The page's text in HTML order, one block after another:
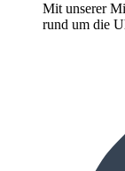
Mit unserer
rund um die